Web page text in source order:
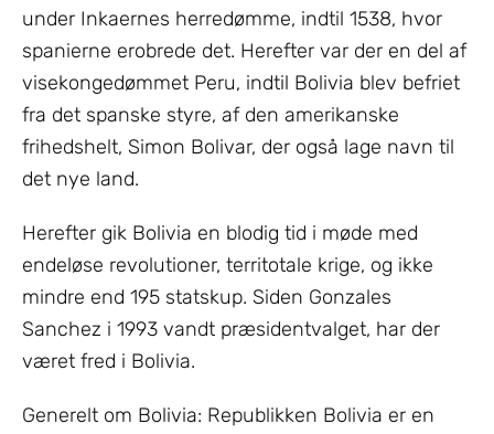
under Inkaernes herredømme, indtil 1538, hvor
spanierne erobrede det. Herefter var der en del af
visekongedømmet Peru, indtil Bolivia blev befriet
fra det spanske styre, af den amerikanske
frihedshelt, Simon Bolivar, der også lage navn til
det nye land.
Herefter gik Bolivia en blodig tid i møde med
endeløse revolutioner, territotale krige, og ikke
mindre end 195 statskup. Siden Gonzales
Sanchez i 1993 vandt præsidentvalget, har der
været fred i Bolivia.
Generelt om Bolivia: Republikken Bolivia er en